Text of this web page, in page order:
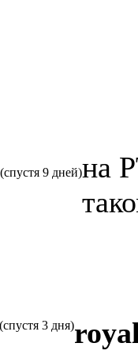
(спустя 9 дней)на
(спустя 3 дня)